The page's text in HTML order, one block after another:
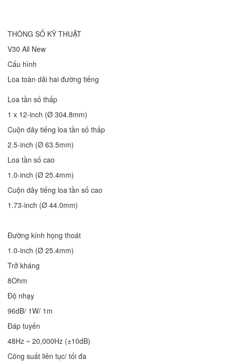
THÔNG SỐ KỸ THUẬT
V30 All New
Cấu hình
Loa toàn dải hai đường tiếng
Loa tần số thấp
1 x 12-inch (Ø 304.8mm)
Cuộn dây tiếng loa tần số thấp
2.5-inch (Ø 63.5mm)
Loa tần số cao
1.0-inch (Ø 25.4mm)
Cuộn dây tiếng loa tần số cao
1.73-inch (Ø 44.0mm)
Đường kính họng thoát
1.0-inch (Ø 25.4mm)
Trở kháng
8Ohm
Độ nhạy
96dB/ 1W/ 1m
Đáp tuyến
48Hz ~ 20,000Hz (±10dB)
Công suất liên tục/ tối đa